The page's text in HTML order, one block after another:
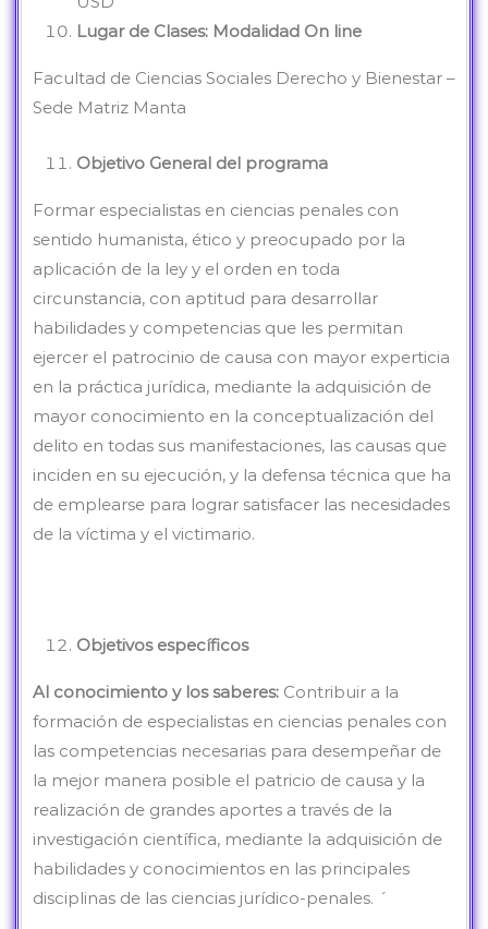
Lugar de Clases: Modalidad On line
Facultad de Ciencias Sociales Derecho y Bienestar –
Sede Matriz Manta
Objetivo General del programa
Formar especialistas en ciencias penales con
sentido humanista, ético y preocupado por la
aplicación de la ley y el orden en toda
circunstancia, con aptitud para desarrollar
habilidades y competencias que les permitan
ejercer el patrocinio de causa con mayor experticia
en la práctica jurídica, mediante la adquisición de
mayor conocimiento en la conceptualización del
delito en todas sus manifestaciones, las causas que
inciden en su ejecución, y la defensa técnica que ha
de emplearse para lograr satisfacer las necesidades
de la víctima y el victimario.
Objetivos específicos
Al conocimiento y los saberes: Contribuir a la
formación de especialistas en ciencias penales con
las competencias necesarias para desempeñar de
la mejor manera posible el patricio de causa y la
realización de grandes aportes a través de la
investigación científica, mediante la adquisición de
habilidades y conocimientos en las principales
disciplinas de las ciencias jurídico-penales. ´